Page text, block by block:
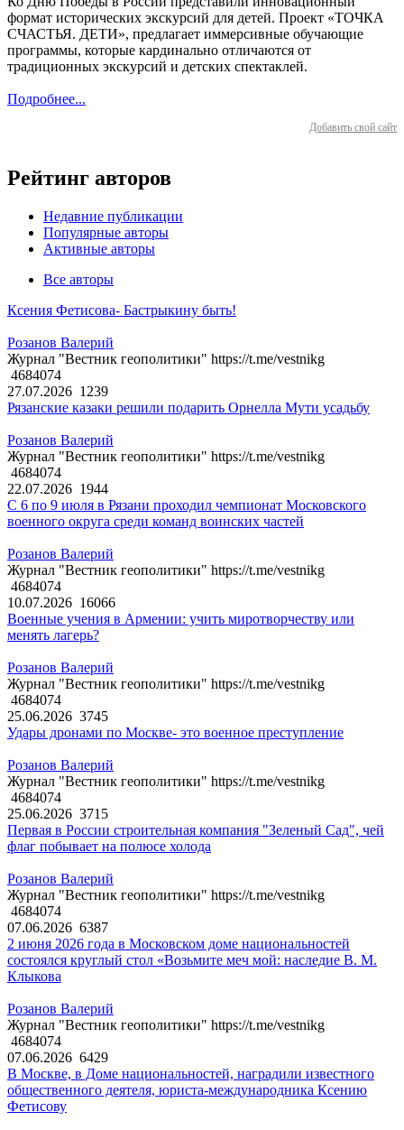
формат исторических экскурсий для детей. Проект «ТОЧКА
СЧАСТЬЯ. ДЕТИ», предлагает иммерсивные обучающие
программы, которые кардинально отличаются от
традиционных экскурсий и детских спектаклей.
Подробнее...
Добавить свой сайт
Рейтинг авторов
Недавние публикации
Популярные авторы
Активные авторы
Все авторы
Ксения Фетисова- Бастрыкину быть!
Розанов Валерий
Журнал "Вестник геополитики" https://t.me/vestnikg
4684074
27.07.2026 1239
Рязанские казаки решили подарить Орнелла Мути усадьбу
Розанов Валерий
Журнал "Вестник геополитики" https://t.me/vestnikg
4684074
22.07.2026 1944
С 6 по 9 июля в Рязани проходил чемпионат Московского
военного округа среди команд воинских частей
Розанов Валерий
Журнал "Вестник геополитики" https://t.me/vestnikg
4684074
10.07.2026 16066
Военные учения в Армении: учить миротворчеству или
менять лагерь?
Розанов Валерий
Журнал "Вестник геополитики" https://t.me/vestnikg
4684074
25.06.2026 3745
Удары дронами по Москве- это военное преступление
Розанов Валерий
Журнал "Вестник геополитики" https://t.me/vestnikg
4684074
25.06.2026 3715
Первая в России строительная компания "Зеленый Сад", чей
флаг побывает на полюсе холода
Розанов Валерий
Журнал "Вестник геополитики" https://t.me/vestnikg
4684074
07.06.2026 6387
2 июня 2026 года в Московском доме национальностей
состоялся круглый стол «Возьмите меч мой: наследие В. М.
Клыкова
Розанов Валерий
Журнал "Вестник геополитики" https://t.me/vestnikg
4684074
07.06.2026 6429
В Москве, в Доме национальностей, наградили известного
общественного деятеля, юриста-международника Ксению
Фетисову